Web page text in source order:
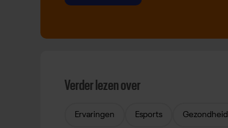
Verder lezen over
Ervaringen Esports Gezondheid